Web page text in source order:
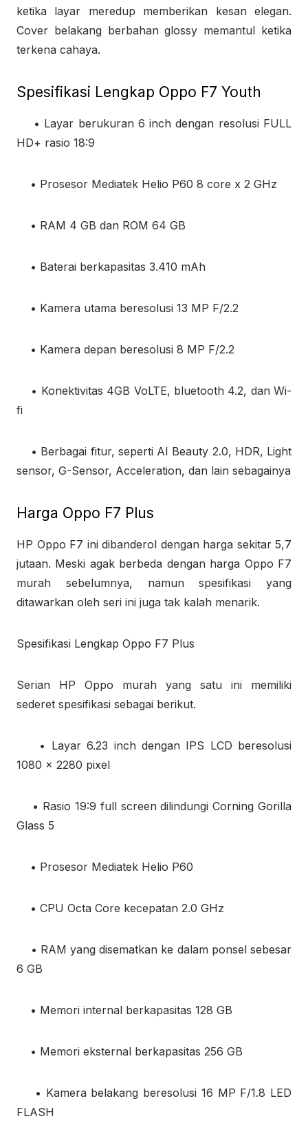
ketika layar meredup memberikan kesan elegan.
Cover belakang berbahan glossy memantul ketika
terkena cahaya.
Spesifikasi Lengkap Oppo F7 Youth
• Layar berukuran 6 inch dengan resolusi FULL
HD+ rasio 18:9
• Prosesor Mediatek Helio P60 8 core x 2 GHz
• RAM 4 GB dan ROM 64 GB
• Baterai berkapasitas 3.410 mAh
• Kamera utama beresolusi 13 MP F/2.2
• Kamera depan beresolusi 8 MP F/2.2
• Konektivitas 4GB VoLTE, bluetooth 4.2, dan Wi-
fi
• Berbagai fitur, seperti AI Beauty 2.0, HDR, Light
sensor, G-Sensor, Acceleration, dan lain sebagainya
Harga Oppo F7 Plus
HP Oppo F7 ini dibanderol dengan harga sekitar 5,7
jutaan. Meski agak berbeda dengan harga Oppo F7
murah sebelumnya, namun spesifikasi yang
ditawarkan oleh seri ini juga tak kalah menarik.
Spesifikasi Lengkap Oppo F7 Plus
Serian HP Oppo murah yang satu ini memiliki
sederet spesifikasi sebagai berikut.
• Layar 6.23 inch dengan IPS LCD beresolusi
1080 x 2280 pixel
• Rasio 19:9 full screen dilindungi Corning Gorilla
Glass 5
• Prosesor Mediatek Helio P60
• CPU Octa Core kecepatan 2.0 GHz
• RAM yang disematkan ke dalam ponsel sebesar
6 GB
• Memori internal berkapasitas 128 GB
• Memori eksternal berkapasitas 256 GB
• Kamera belakang beresolusi 16 MP F/1.8 LED
FLASH